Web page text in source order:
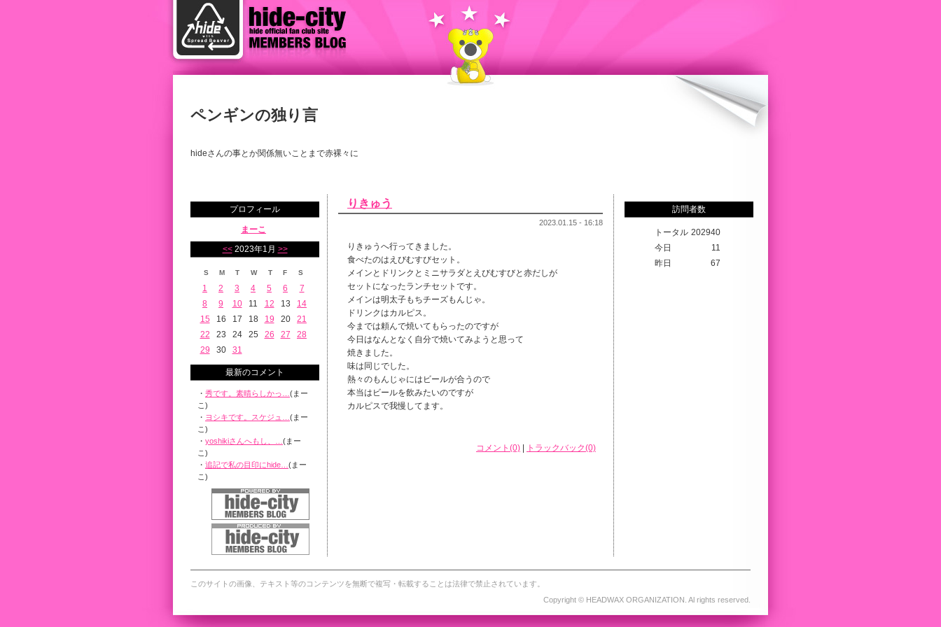
ペンギンの独り言
hideさんの事とか関係無いことまで赤裸々に
プロフィール
まーこ
<<2023年1月 >>
S M T W T F S
1 2 3 4 5 6
7
8
9 10 11 12 13
14
15
16 17 18 19 20
21
22
23 24 25 26 27
28
29
30 31
最新のコメント
・ 秀です。素晴らしかっ… (まー
こ)
・ ヨシキです。スケジュ… (まー
こ)
・ yoshikiさんへもし、… (まー
こ)
・ 追記で私の目印にhide… (まー
こ)
りきゅう
2023.01.15 - 16:18
りきゅうへ行ってきました。
食べたのはえびむすびセット。
メインとドリンクとミニサラダとえびむすびと赤だしが
セットになったランチセットです。
メインは明太子もちチーズもんじゃ。
ドリンクはカルピス。
今までは頼んで焼いてもらったのですが
今日はなんとなく自分で焼いてみようと思って
焼きました。
味は同じでした。
熱々のもんじゃにはビールが合うので
本当はビールを飲みたいのですが
カルピスで我慢してます。
コメント(0) トラックバック(0)
訪問者数
トータル 202940
今日
11
昨日
67
このサイトの画像、テキスト等のコンテンツを無断で複写・転載することは法律で禁止されています。
Copyright © HEADWAX ORGANIZATION. Al rights reserved.